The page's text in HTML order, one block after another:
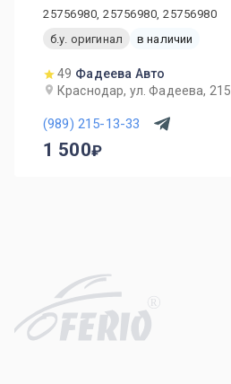
25756980, 25756980, 25756980
б.у. оригинал
в наличии
49 Фадеева Авто
Краснодар, ул. Фадеева, 215
(989) 215-13-33
1 500
R